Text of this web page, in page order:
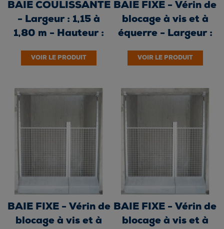
BAIE COULISSANTE
- Largeur : 1,15 à
1,80 m - Hauteur :
VOIR LE PRODUIT
BAIE FIXE - Vérin de
blocage à vis et à
équerre - Largeur :
VOIR LE PRODUIT
BAIE FIXE - Vérin de
blocage à vis et à
BAIE FIXE - Vérin de
blocage à vis et à